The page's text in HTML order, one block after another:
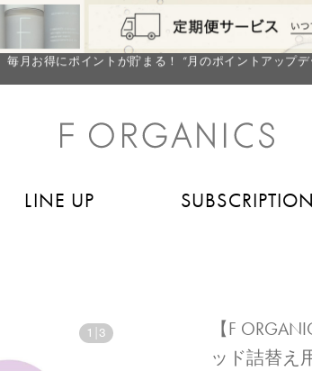
【重要】お盆期間中のお問い合わせと商品配送に関しま
毎月お得にポイントが貯まる！ “月のポイントアップデ
LINE お友達登録で500円クーポン プレゼント
【重要】お盆期間中のお問い合わせと商品配送に関しま
LINE お友達登録で500円クーポン プレゼント
LINE UP SUBSCRIPTION
1 3
【F
ッド詰替え